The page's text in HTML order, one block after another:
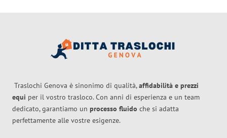
Traslochi Genova è sinonimo di qualità,affidabilità e prezzi
equi per il vostro trasloco. Con anni di esperienza e un team
dedicato, garantiamo un processo fluido che si adatta
perfettamente alle vostre esigenze.